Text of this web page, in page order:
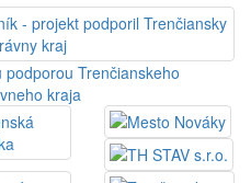
Trenčianskeho
kraja